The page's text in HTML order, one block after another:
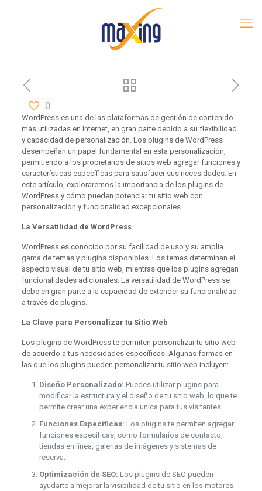
0
WordPress es una de las plataformas de gestión de contenido
más utilizadas en Internet, en gran parte debido a su flexibilidad
y capacidad de personalización. Los plugins de WordPress
desempeñan un papel fundamental en esta personalización,
permitiendo a los propietarios de sitios web agregar funciones y
características específicas para satisfacer sus necesidades. En
este artículo, exploraremos la importancia de los plugins de
WordPress y cómo pueden potenciar tu sitio web con
personalización y funcionalidad excepcionales.
La Versatilidad de WordPress
WordPress es conocido por su facilidad de uso y su amplia
gama de temas y plugins disponibles. Los temas determinan el
aspecto visual de tu sitio web, mientras que los plugins agregan
funcionalidades adicionales. La versatilidad de WordPress se
debe en gran parte a la capacidad de extender su funcionalidad
a través de plugins.
La Clave para Personalizar tu Sitio Web
Los plugins de WordPress te permiten personalizar tu sitio web
de acuerdo a tus necesidades específicas. Algunas formas en
las que los plugins pueden personalizar tu sitio web incluyen:
Diseño Personalizado: Puedes utilizar plugins para
modificar la estructura y el diseño de tu sitio web, lo que te
permite crear una experiencia única para tus visitantes.
Funciones Específicas: Los plugins te permiten agregar
funciones específicas, como formularios de contacto,
tiendas en línea, galerías de imágenes y sistemas de
reserva.
Optimización de SEO: Los plugins de SEO pueden
ayudarte a mejorar la visibilidad de tu sitio en los motores